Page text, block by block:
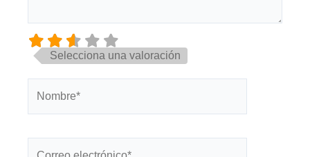
Selecciona una valoración